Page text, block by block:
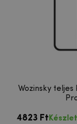
Wozinsky teljes
4823 Ft